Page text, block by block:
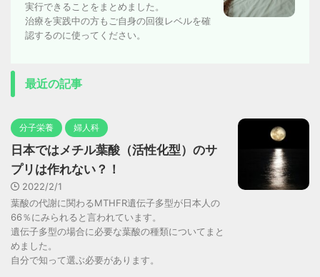
実行できることをまとめました。
治療を実践中の方もご自身の回復レベルを確
認するのに使ってください。
最近の記事
分子栄養 婦人科
日本ではメチル葉酸（活性化型）のサ
プリは作れない？！
2022/2/1
葉酸の代謝に関わるMTHFR遺伝子多型が日本人の
66％にみられると言われています。
遺伝子多型の場合に必要な葉酸の種類についてまと
めました。
自分で知って選ぶ必要があります。